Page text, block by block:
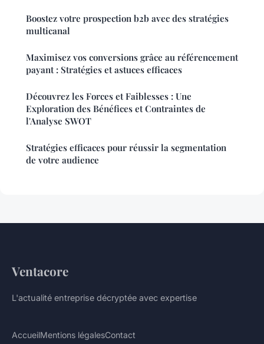
Boostez votre prospection b2b avec des stratégies
multicanal
Maximisez vos conversions grâce au référencement
payant : Stratégies et astuces efficaces
Découvrez les Forces et Faiblesses : Une
Exploration des Bénéfices et Contraintes de
l'Analyse SWOT
Stratégies efficaces pour réussir la segmentation
de votre audience
Ventacore
L'actualité entreprise décryptée avec expertise
AccueilMentions légalesContact